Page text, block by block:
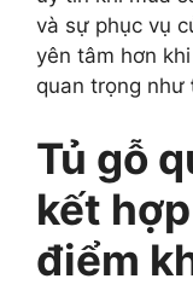
và sự phục vụ
yên tâm hơn
quan trọng như
Tủ gỗ
kết
điểm